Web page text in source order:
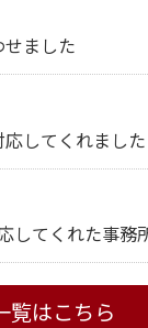
ました
してくれました
してくれた事務
覧はこちら